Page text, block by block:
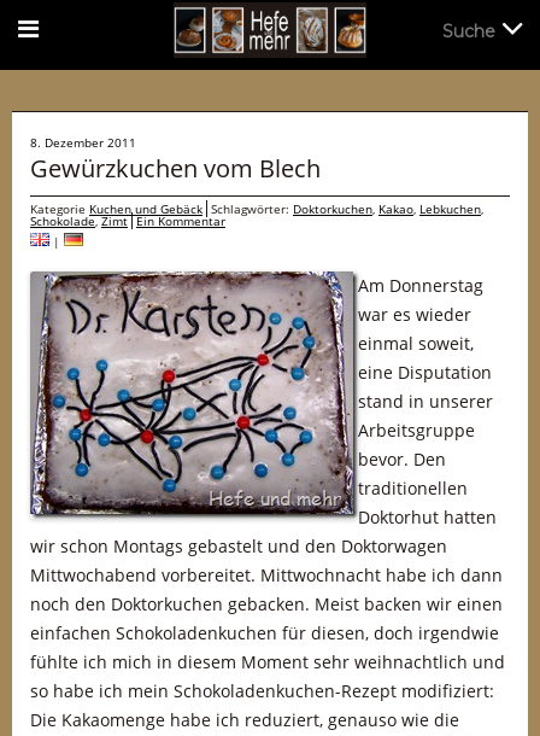
8. Dezember 2011
Gewürzkuchen vom Blech
Kategorie Kuchen und Gebäck Schlagwörter: Doktorkuchen, Kakao, Lebkuchen,
Schokolade,Zimt Ein Kommentar
|
Am Donnerstag
war es wieder
einmal soweit,
eine Disputation
stand in unserer
Arbeitsgruppe
bevor. Den
traditionellen
Doktorhut hatten
wir schon Montags gebastelt und den Doktorwagen
Mittwochabend vorbereitet. Mittwochnacht habe ich dann
noch den Doktorkuchen gebacken. Meist backen wir einen
einfachen Schokoladenkuchen für diesen, doch irgendwie
fühlte ich mich in diesem Moment sehr weihnachtlich und
so habe ich mein Schokoladenkuchen-Rezept modifiziert:
Die Kakaomenge habe ich reduziert, genauso wie die
Suche
Suche